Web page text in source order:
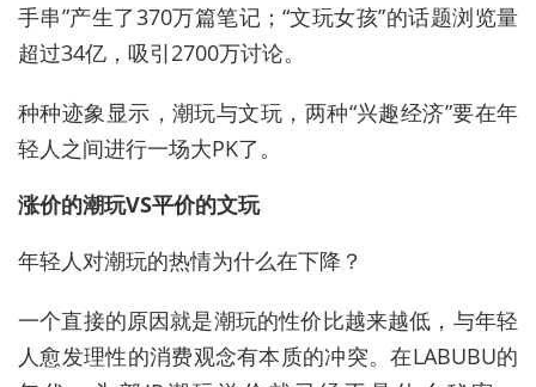
手串”产生了370万篇笔记；“文玩女孩”的话题浏览量
超过34亿，吸引2700万讨论。
种种迹象显示，潮玩与文玩，两种“兴趣经济”要在年
轻人之间进行一场大PK了。
涨价的潮玩VS平价的文玩
年轻人对潮玩的热情为什么在下降？
一个直接的原因就是潮玩的性价比越来越低，与年轻
人愈发理性的消费观念有本质的冲突。在LABUBU的